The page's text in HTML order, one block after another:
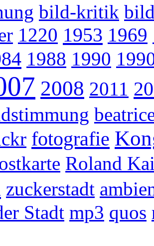
bild-kritik
1220 1953 1969
1988 1990
2008 2011
fotografie
Roland
zuckerstadt
Stadt mp3 quos